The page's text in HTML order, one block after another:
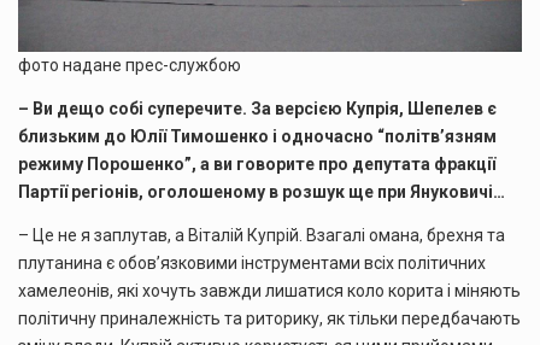
фото надане прес-службою
– Ви дещо собі суперечите. За версією Купрія, Шепелев є
близьким до Юлії Тимошенко і одночасно “політв’язням
режиму Порошенко”, а ви говорите про депутата фракції
Партії регіонів, оголошеному в розшук ще при Януковичі…
– Це не я заплутав, а Віталій Купрій. Взагалі омана, брехня та
плутанина є обов’язковими інструментами всіх політичних
хамелеонів, які хочуть завжди лишатися коло корита і міняють
політичну приналежність та риторику, як тільки передбачають